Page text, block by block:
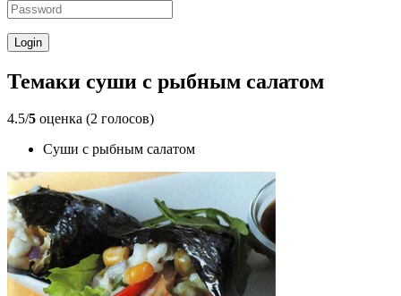
Темаки суши с рыбным салатом
4.5/5 оценка (2 голосов)
Суши с рыбным салатом